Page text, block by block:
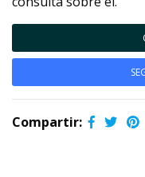
Compartir: